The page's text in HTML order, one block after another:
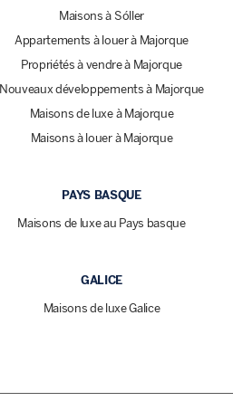
Maisons à Sóller
Appartements à louer à Majorque
Propriétés à vendre à Majorque
Nouveaux développements à Majorque
Maisons de luxe à Majorque
Maisons à louer à Majorque
PAYS BASQUE
Maisons de luxe au Pays basque
GALICE
Maisons de luxe Galice